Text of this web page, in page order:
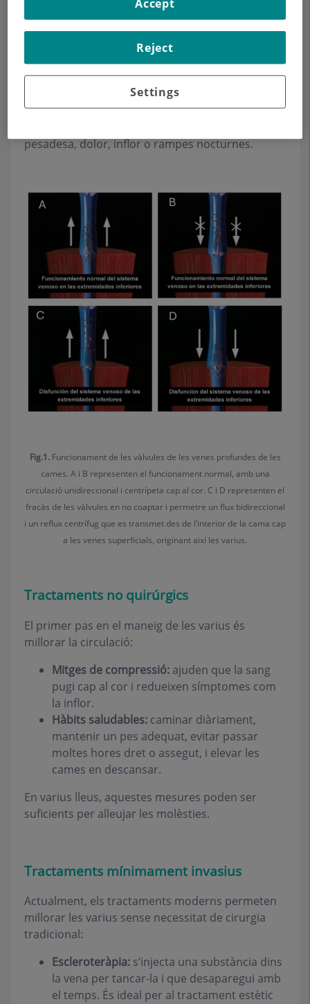
Les varius són venes dilatades i tortuoses que
apareixen amb més freqüència a les cames. Es
produeixen perquè les vàlvules dins de les venes,
que ajuden que la sang retorni cap al cor, deixen
de funcionar correctament (Fig. 1). Tot i que
sovint són sobretot un problema estètic, també
pesadesa, dolor, inflor o rampes nocturnes.
Fig.1.Funcionament de les vàlvules de les venes profundes de les
cames. A i B representen el funcionament normal, amb una
circulació unidireccional i centrípeta cap al cor. C i D representen el
fracàs de les vàlvules en no coaptar i permetre un flux bidireccional
i un reflux centrífug que es transmet des de l’interior de la cama cap
a les venes superficials, originant així les varius.
Tractaments no quirúrgics
El primer pas en el maneig de les varius és
millorar la circulació:
Mitges de compressió: ajuden que la sang
pugi cap al cor i redueixen símptomes com
la inflor.
Hàbits saludables: caminar diàriament,
mantenir un pes adequat, evitar passar
moltes hores dret o assegut, i elevar les
cames en descansar.
En varius lleus, aquestes mesures poden ser
suficients per alleujar les molèsties.
Tractaments mínimament invasius
Actualment, els tractaments moderns permeten
millorar les varius sense necessitat de cirurgia
tradicional:
Escleroteràpia: s’injecta una substància dins
la vena per tancar-la i que desaparegui amb
el temps. És ideal per al tractament estètic
Settings
Reject
Accept